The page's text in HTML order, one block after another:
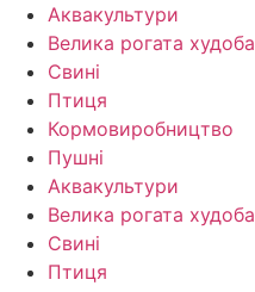
Аквакультури
Велика рогата худоба
Свині
Птиця
Кормо­виробництво
Пушні
Аквакультури
Велика рогата худоба
Свині
Птиця